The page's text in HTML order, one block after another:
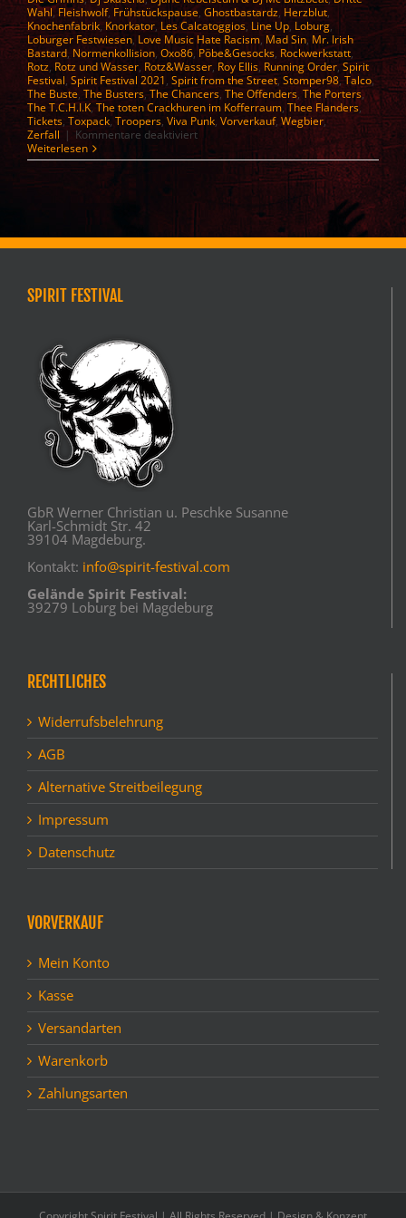
Wahl,Fleishwolf, Frühstückspause, Ghostbastardz, Herzblut,
Knochenfabrik,Knorkator, Les Calcatoggios, Line Up, Loburg,
Loburger Festwiesen, Love Music Hate Racism, Mad Sin, Mr. Irish
Bastard, Normenkollision, Oxo86, Pöbe&Gesocks, Rockwerkstatt,
Rotz,Rotz und Wasser, Rotz&Wasser, Roy Ellis, Running Order,Spirit
Festival, Spirit Festival 2021, Spirit from the Street,Stomper98,Talco,
The Buste, The Busters,The Chancers, The Offenders, The Porters,
The T.C.H.I.K,The toten Crackhuren im Kofferraum, Thee Flanders,
Tickets, Toxpack, Troopers, Viva Punk, Vorverkauf, Wegbier,
Zerfall | Kommentare deaktiviertfür
Spirit
Festival
Weiterlesen
SPIRIT FESTIVAL
GbR Werner Christian u. Peschke Susanne
Karl-Schmidt Str. 42
39104 Magdeburg.
Kontakt: info@spirit-festival.com
Gelände Spirit Festival:
39279 Loburg bei Magdeburg
RECHTLICHES
Widerrufsbelehrung
AGB
Alternative Streitbeilegung
Impressum
Datenschutz
VORVERKAUF
Mein Konto
Kasse
Versandarten
Warenkorb
Zahlungsarten